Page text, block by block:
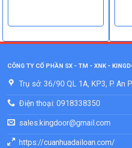
CÔNG TY CỔ PHẦN SX - TM - XNK -
Trụ sở: 36/90 QL 1A, KP3, P. An
Điện thoại: 0918338350
sales.kingdoor@gmail.com
https://cuanhuadailoan.com/